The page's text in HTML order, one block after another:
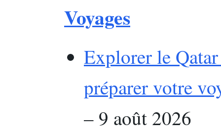
Voyages
Explorer le
préparer votre
– 9 août 2026